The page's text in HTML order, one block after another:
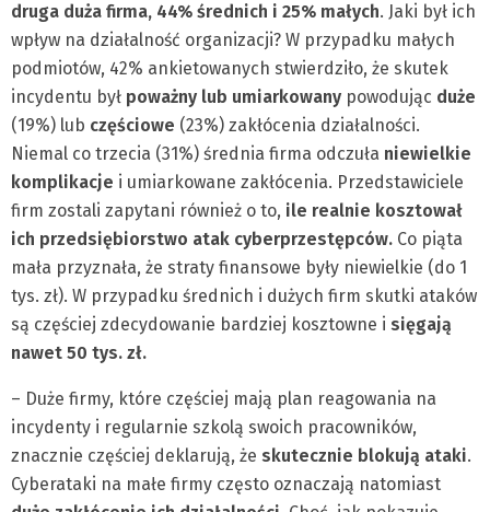
druga duża firma, 44% średnich i 25% małych. Jaki był ich
wpływ na działalność organizacji? W przypadku małych
podmiotów, 42% ankietowanych stwierdziło, że skutek
incydentu był poważny lub umiarkowany powodując duże
(19%) lub częściowe (23%) zakłócenia działalności.
Niemal co trzecia (31%) średnia firma odczuła niewielkie
komplikacje i umiarkowane zakłócenia. Przedstawiciele
firm zostali zapytani również o to, ile realnie kosztował
ich przedsiębiorstwo atak cyberprzestępców. Co piąta
mała przyznała, że straty finansowe były niewielkie (do 1
tys. zł). W przypadku średnich i dużych firm skutki ataków
są częściej zdecydowanie bardziej kosztowne i sięgają
nawet 50 tys. zł.
– Duże firmy, które częściej mają plan reagowania na
incydenty i regularnie szkolą swoich pracowników,
znacznie częściej deklarują, że skutecznie blokują ataki.
Cyberataki na małe firmy często oznaczają natomiast